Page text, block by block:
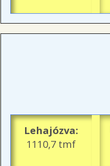
Lehajózva:
1110,7 tmf